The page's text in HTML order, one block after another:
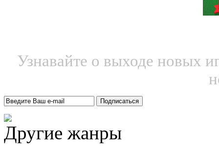
Узнавайте о выходе новых
Другие жанры